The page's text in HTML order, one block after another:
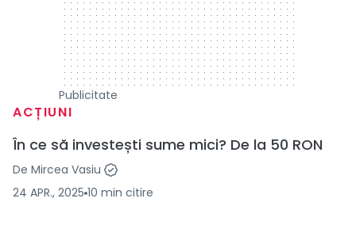
Publicitate
ACȚIUNI
În ce să investești sume mici? De la 50 RON
De Mircea Vasiu
24 APR., 2025 10 min citire